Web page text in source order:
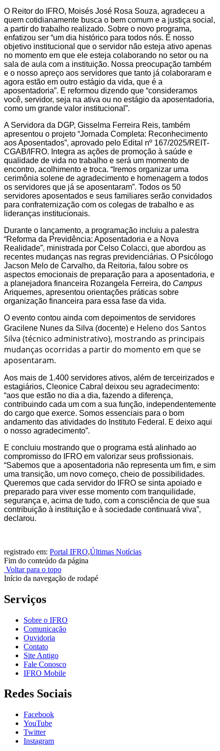
O Reitor do IFRO, Moisés José Rosa Souza, agradeceu a
quem cotidianamente busca o bem comum e a justiça social,
a partir do trabalho realizado. Sobre o novo programa,
enfatizou ser “um dia histórico para todos nós. É nosso
objetivo institucional que o servidor não esteja ativo apenas
no momento em que ele esteja colaborando no setor ou na
sala de aula com a instituição. Nossa preocupação também
e o nosso apreço aos servidores que tanto já colaboraram e
agora estão em outro estágio da vida, que é a
aposentadoria”. E reformou dizendo que “consideramos
você, servidor, seja na ativa ou no estágio da aposentadoria,
como um grande valor institucional”.
A Servidora da DGP, Gisselma Ferreira Reis, também
apresentou o projeto “Jornada Completa: Reconhecimento
aos Aposentados”, aprovado pelo Edital nº 167/2025/REIT-
CGAB/IFRO. Integra as ações de promoção à saúde e
qualidade de vida no trabalho e será um momento de
encontro, acolhimento e troca. “Iremos organizar uma
cerimônia solene de agradecimento e homenagem a todos
os servidores que já se aposentaram”. Todos os 50
servidores aposentados e seus familiares serão convidados
para confraternização com os colegas de trabalho e as
lideranças institucionais.
Durante o lançamento, a programação incluiu a palestra
“Reforma da Previdência: Aposentadoria e a Nova
Realidade”, ministrada por Celso Colacci, que abordou as
recentes mudanças nas regras previdenciárias. O Psicólogo
Jacson Melo de Carvalho, da Reitoria, falou sobre os
aspectos emocionais de preparação para a aposentadoria, e
a planejadora financeira Rozangela Ferreira, do Campus
Ariquemes, apresentou orientações práticas sobre
organização financeira para essa fase da vida.
O evento contou ainda com depoimentos de servidores
Gracilene Nunes da Silva (docente) e Heleno dos Santos
Silva (técnico administrativo), mostrando as principais
mudanças ocorridas a partir do momento em que se
aposentaram.
Aos mais de 1.400 servidores ativos, além de terceirizados e
estagiários, Cleonice Cabral deixou seu agradecimento:
“aos que estão no dia a dia, fazendo a diferença,
contribuindo cada um com a sua função, independentemente
do cargo que exerce. Somos essenciais para o bom
andamento das atividades do Instituto Federal. E deixo aqui
o nosso agradecimento”.
E concluiu mostrando que o programa está alinhado ao
compromisso do IFRO em valorizar seus profissionais.
“Sabemos que a aposentadoria não representa um fim, e sim
uma transição, um novo começo, cheio de possibilidades.
Queremos que cada servidor do IFRO se sinta apoiado e
preparado para viver esse momento com tranquilidade,
segurança e, acima de tudo, com a consciência de que sua
contribuição à instituição e à sociedade continuará viva”,
declarou.
registrado em: Portal IFRO,Últimas Notícias
Fim do conteúdo da página
Voltar para o topo
Início da navegação de rodapé
Serviços
Sobre o IFRO
Comunicação
Ouvidoria
Contato
Site Antigo
Fale Conosco
IFRO Mobile
Redes Sociais
Facebook
YouTube
Twitter
Instagram